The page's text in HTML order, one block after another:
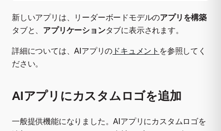
新しいアプリは、リーダーボードモデルのアプリを構築
タブと、 アプリケーションタブに表示されます。
詳細については、AIアプリの ドキュメント を参照してく
ださい。
AIアプリにカスタムロゴを追加
一般提供機能になりました。AIアプリにカスタムロゴを